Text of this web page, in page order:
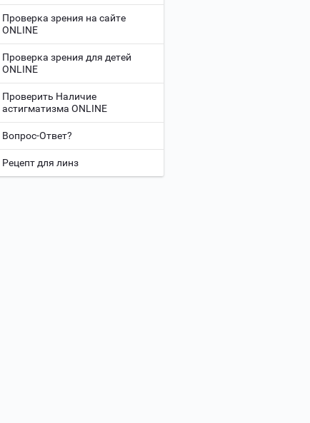
Проверка зрения на сайте
ONLINE
Проверка зрения для детей
ONLINE
Проверить Наличие
астигматизма ONLINE
Вопрос-Ответ?
Рецепт для линз